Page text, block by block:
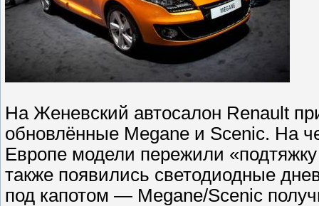
На Женевский автосалон Renault
обновлённые Megane и Scenic. На
Европе модели пережили
также появились светодиодные
под капотом — Megane/Scenic